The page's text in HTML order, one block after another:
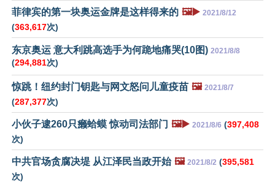
菲律宾的第一块奥运金牌是这样得来的 🖼️▶️ 2021/8/12
(363,617次)
东京奥运 意大利跳高选手为何跪地痛哭(10图) 2021/8/8
(294,881次)
惊跳！纽约封门钥匙与网文怒问儿童疫苗 🖼️ 2021/8/7
(287,377次)
小伙子逮260只癞蛤蟆 惊动司法部门 🖼️▶️ 2021/8/6 (397,408
次)
中共官场贪腐决堤 从江泽民当政开始 🖼️ 2021/8/2 (395,581
次)